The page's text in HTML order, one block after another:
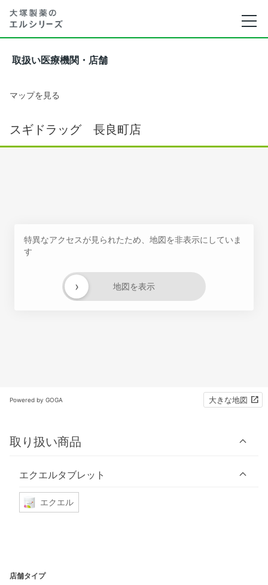
取扱い医療機関・店舗
マップを見る
スギドラッグ 長良町店
特異なアクセスが見られたため、地図を非表示にしていま
す
地図を表示
›
Powered by GOGA 大きな地図
取り扱い商品
エクエルタブレット
エクエル
店舗タイプ